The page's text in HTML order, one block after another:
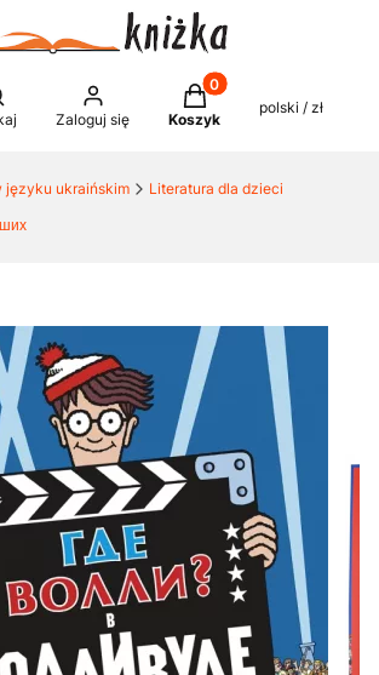
wyszukiwarkę
Zaloguj się
Produkty w koszyku:
Koszyk
polski / zł
języku ukraińskim
Literatura dla dzieci